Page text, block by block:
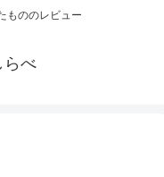
もののレビュー
らべ